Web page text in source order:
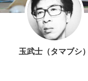
玉武士（タマブシ）